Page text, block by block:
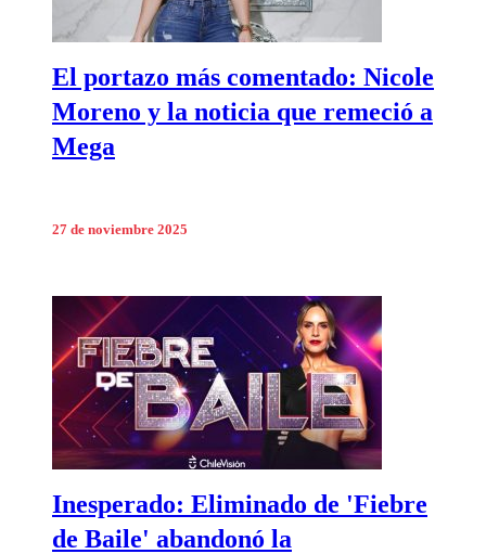
El portazo más comentado: Nicole
Moreno y la noticia que remeció a
Mega
27 de noviembre 2025
Inesperado: Eliminado de 'Fiebre
de Baile' abandonó la